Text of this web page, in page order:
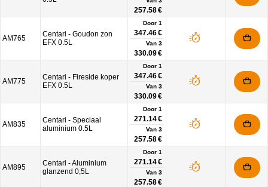
257.58 €
AM765
Centari - Goudon zon
EFX 0.5L
Door 1
347.46 €
Van 3
330.09 €
AM775
Centari - Fireside koper
EFX 0.5L
Door 1
347.46 €
Van 3
330.09 €
AM835
Centari - Speciaal
aluminium 0.5L
Door 1
271.14 €
Van 3
257.58 €
AM895
Centari - Aluminium
glanzend 0,5L
Door 1
271.14 €
Van 3
257.58 €